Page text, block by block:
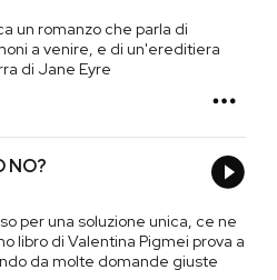
un romanzo che parla di
a venire, e di un'ereditiera
di Jane Eyre
NO?
per una soluzione unica, ce ne
libro di Valentina Pigmei prova a
da molte domande giuste